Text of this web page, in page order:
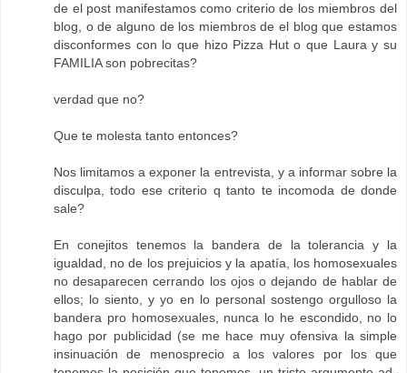
de el post manifestamos como criterio de los miembros del
blog, o de alguno de los miembros de el blog que estamos
disconformes con lo que hizo Pizza Hut o que Laura y su
FAMILIA son pobrecitas?
verdad que no?
Que te molesta tanto entonces?
Nos limitamos a exponer la entrevista, y a informar sobre la
disculpa, todo ese criterio q tanto te incomoda de donde
sale?
En conejitos tenemos la bandera de la tolerancia y la
igualdad, no de los prejuicios y la apatía, los homosexuales
no desaparecen cerrando los ojos o dejando de hablar de
ellos; lo siento, y yo en lo personal sostengo orgulloso la
bandera pro homosexuales, nunca lo he escondido, no lo
hago por publicidad (se me hace muy ofensiva la simple
insinuación de menosprecio a los valores por los que